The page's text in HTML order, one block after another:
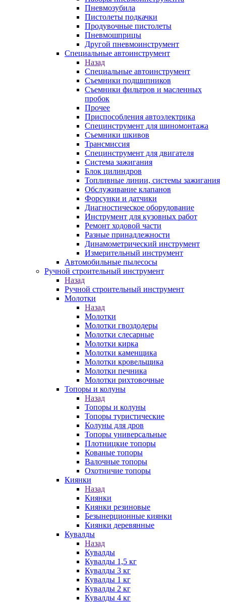
Пневмозубила
Пистолеты подкачки
Продувочные пистолеты
Пневмошприцы
Другой пневмоинструмент
Специальные автоинструмент
Назад
Специальные автоинструмент
Съемники подшипников
Съемники фильтров и масленных
пробок
Прочее
Приспособления автоэлектрика
Специнструмент для шиномонтажа
Съемники шкивов
Трансмиссия
Специнструмент для двигателя
Система зажигания
Блок цилиндров
Топливные линии, системы зажигания
Обслуживание клапанов
Форсунки и датчики
Диагностическое оборудование
Инструмент для кузовных работ
Ремонт ходовой части
Разные принадлежности
Динамометрический инструмент
Измерительный инструмент
Автомобильные пылесосы
Ручной строительный инструмент
Назад
Ручной строительный инструмент
Молотки
Назад
Молотки
Молотки гвоздодеры
Молотки слесарные
Молотки кирка
Молотки каменщика
Молотки кровельщика
Молотки печника
Молотки рихтовочные
Топоры и колуны
Назад
Топоры и колуны
Топоры туристические
Колуны для дров
Топоры универсальные
Плотницкие топоры
Кованые топоры
Валочные топоры
Охотничие топоры
Киянки
Назад
Киянки
Киянки резиновые
Безынерционные киянки
Киянки деревянные
Кувалды
Назад
Кувалды
Кувалды 1,5 кг
Кувалды 3 кг
Кувалды 1 кг
Кувалды 2 кг
Кувалды 4 кг